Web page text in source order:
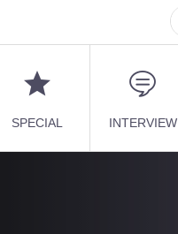
SPECIAL INTERVIEW